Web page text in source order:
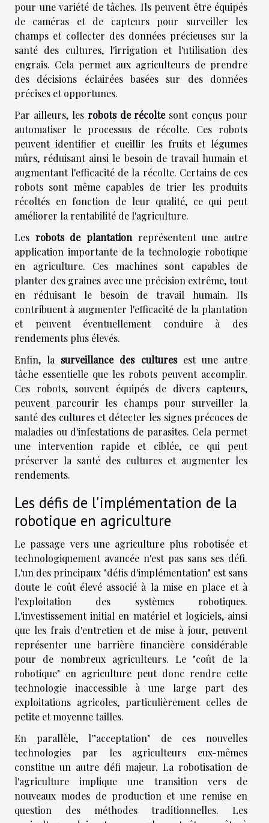
pour une variété de tâches. Ils peuvent être équipés
de caméras et de capteurs pour surveiller les
champs et collecter des données précieuses sur la
santé des cultures, l'irrigation et l'utilisation des
engrais. Cela permet aux agriculteurs de prendre
des décisions éclairées basées sur des données
précises et opportunes.
Par ailleurs, les robots de récoltesont conçus pour
automatiser le processus de récolte. Ces robots
peuvent identifier et cueillir les fruits et légumes
mûrs, réduisant ainsi le besoin de travail humain et
augmentant l'efficacité de la récolte. Certains de ces
robots sont même capables de trier les produits
récoltés en fonction de leur qualité, ce qui peut
améliorer la rentabilité de l'agriculture.
Les robots de plantationreprésentent une autre
application importante de la technologie robotique
en agriculture. Ces machines sont capables de
planter des graines avec une précision extrême, tout
en réduisant le besoin de travail humain. Ils
contribuent à augmenter l'efficacité de la plantation
et peuvent éventuellement conduire à des
rendements plus élevés.
Enfin, la surveillance des culturesest une autre
tâche essentielle que les robots peuvent accomplir.
Ces robots, souvent équipés de divers capteurs,
peuvent parcourir les champs pour surveiller la
santé des cultures et détecter les signes précoces de
maladies ou d'infestations de parasites. Cela permet
une intervention rapide et ciblée, ce qui peut
préserver la santé des cultures et augmenter les
rendements.
Les défis de l'implémentation de la
robotique en agriculture
Le passage vers une agriculture plus robotisée et
technologiquement avancée n'est pas sans ses défi.
L'un des principaux "défis d'implémentation" est sans
doute le coût élevé associé à la mise en place et à
l'exploitation des systèmes robotiques.
L'investissement initial en matériel et logiciels, ainsi
que les frais d'entretien et de mise à jour, peuvent
représenter une barrière financière considérable
pour de nombreux agriculteurs. Le "coût de la
robotique" en agriculture peut donc rendre cette
technologie inaccessible à une large part des
exploitations agricoles, particulièrement celles de
petite et moyenne tailles.
En parallèle, l'"acceptation" de ces nouvelles
technologies par les agriculteurs eux-mêmes
constitue un autre défi majeur. La robotisation de
l'agriculture implique une transition vers de
nouveaux modes de production et une remise en
question des méthodes traditionnelles. Les